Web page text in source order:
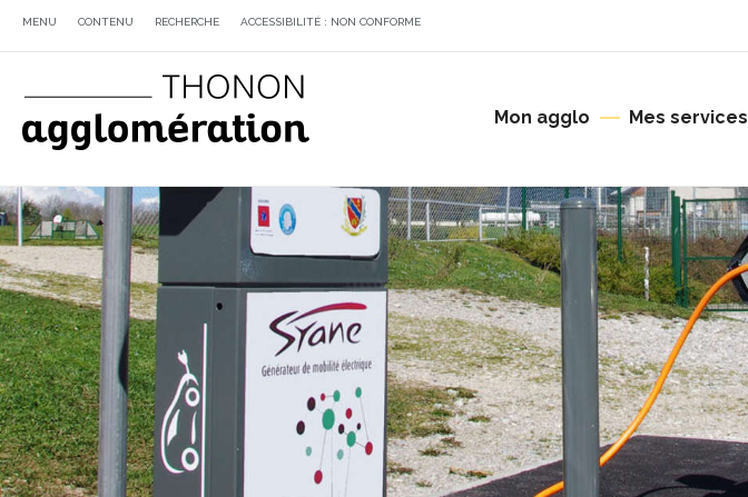
MENU CONTENU RECHERCHE ACCESSIBILITÉ : NON CONFORME
Mon agglo Mes services